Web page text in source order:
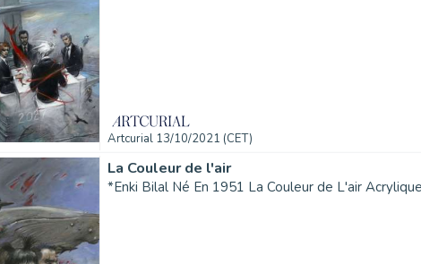
Artcurial 13/10/2021 (CET)
La Couleur de l'air